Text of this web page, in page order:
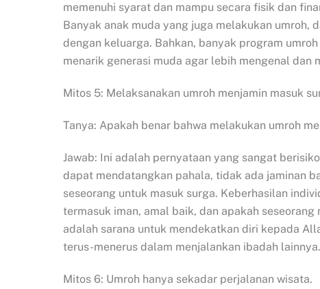
memenuhi syarat dan mampu secara fisik dan
Banyak anak muda yang juga melakukan umroh,
dengan keluarga. Bahkan, banyak program
menarik generasi muda agar lebih mengenal dan
Mitos 5: Melaksanakan umroh menjamin masuk
Tanya: Apakah benar bahwa melakukan umroh
Jawab: Ini adalah pernyataan yang sangat
dapat mendatangkan pahala, tidak ada jaminan
seseorang untuk masuk surga. Keberhasilan
termasuk iman, amal baik, dan apakah
adalah sarana untuk mendekatkan diri kepada
terus-menerus dalam menjalankan ibadah lainnya.
Mitos 6: Umroh hanya sekadar perjalanan wisata.